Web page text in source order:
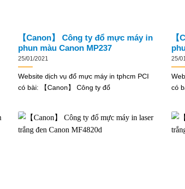
【Canon】 Công ty đổ mực máy in
phun màu Canon MP237
25/01/2021
Website dịch vụ đổ mực máy in tphcm PCI
có bài: 【Canon】 Công ty đổ
25/
có